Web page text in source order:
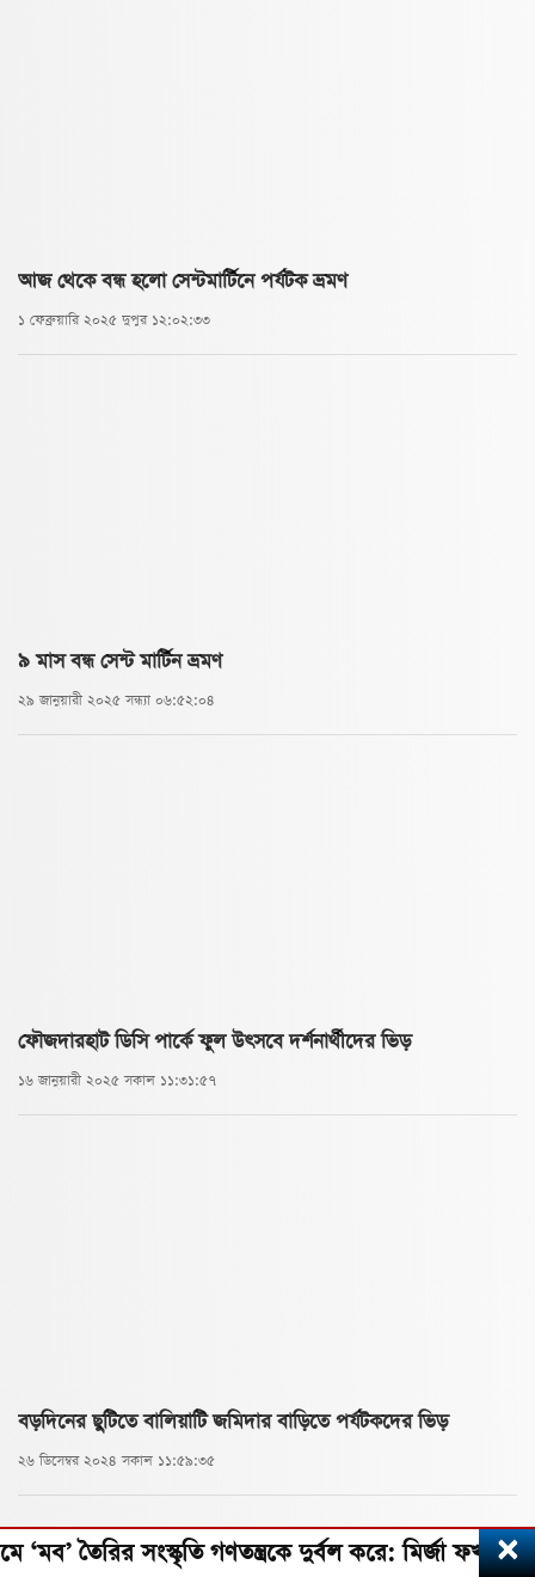
আজ থেকে বন্ধ হলো সেন্টমার্টিনে পর্যটক ভ্রমণ
১ ফেব্রুয়ারি ২০২৫ দুপুর ১২:০২:৩৩
৯ মাস বন্ধ সেন্ট মার্টিন ভ্রমণ
২৯ জানুয়ারী ২০২৫ সন্ধ্যা ০৬:৫২:০৪
ফৌজদারহাট ডিসি পার্কে ফুল উৎসবে দর্শনার্থীদের ভিড়
১৬ জানুয়ারী ২০২৫ সকাল ১১:৩১:৫৭
বড়দিনের ছুটিতে বালিয়াটি জমিদার বাড়িতে পর্যটকদের ভিড়
২৬ ডিসেম্বর ২০২৪ সকাল ১১:৫৯:৩৫
সংস্কৃতি গণতন্ত্রকে দুর্বল করে: মির্জা ফখরুল। ×